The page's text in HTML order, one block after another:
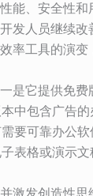
能、安全性和
发人员继续
率工具的演变
是它提供免
中包含广告
要可靠办公
表格或演示文